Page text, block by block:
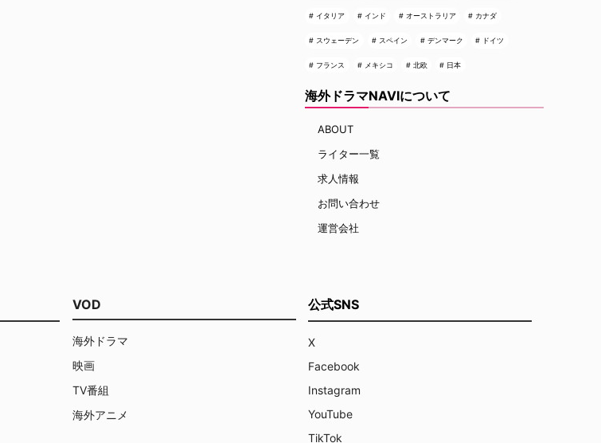
イタリア インド オーストラリア カナダ
スウェーデン スペイン デンマーク ドイツ
フランス メキシコ 北欧 日本
海外ドラマNAVIについて
ABOUT
ライター一覧
求人情報
お問い合わせ
運営会社
VOD
海外ドラマ
映画
TV番組
海外アニメ
公式SNS
X
Facebook
Instagram
YouTube
TikTok